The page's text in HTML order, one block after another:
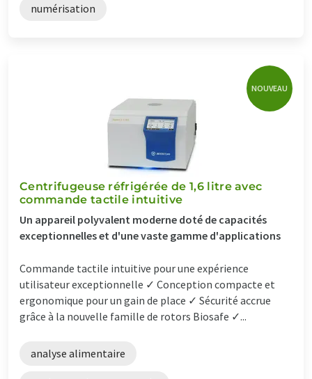
numérisation
NOUVEAU
Centrifugeuse réfrigérée de 1,6 litre avec
commande tactile intuitive
Un appareil polyvalent moderne doté de capacités
exceptionnelles et d'une vaste gamme d'applications
Commande tactile intuitive pour une expérience
utilisateur exceptionnelle ✓ Conception compacte et
ergonomique pour un gain de place ✓ Sécurité accrue
grâce à la nouvelle famille de rotors Biosafe ✓...
analyse alimentaire